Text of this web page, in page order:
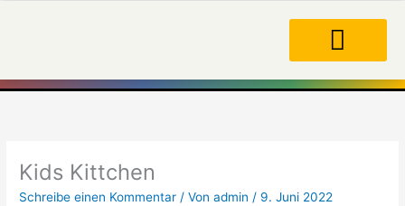
Kids Kittchen
Schreibe einen Kommentar / Vonadmin/ 9. Juni 2022